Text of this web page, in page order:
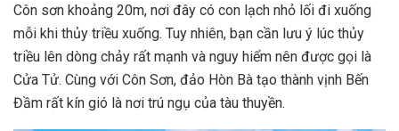
Côn sơn khoảng 20m, nơi đây có con lạch nhỏ lối đi xuống
mỗi khi thủy triều xuống. Tuy nhiên, bạn cần lưu ý lúc thủy
triều lên dòng chảy rất mạnh và nguy hiểm nên được gọi là
Cửa Tử. Cùng với Côn Sơn, đảo Hòn Bà tạo thành vịnh Bến
Đầm rất kín gió là nơi trú ngụ của tàu thuyền.